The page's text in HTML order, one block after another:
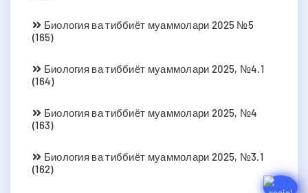
Биология ва тиббиёт муаммолари 2025 №5
(165)
Биология ва тиббиёт муаммолари 2025, №4.1
(164)
Биология ва тиббиёт муаммолари 2025, №4
(163)
Биология ва тиббиёт муаммолари 2025, №3.1
(162)